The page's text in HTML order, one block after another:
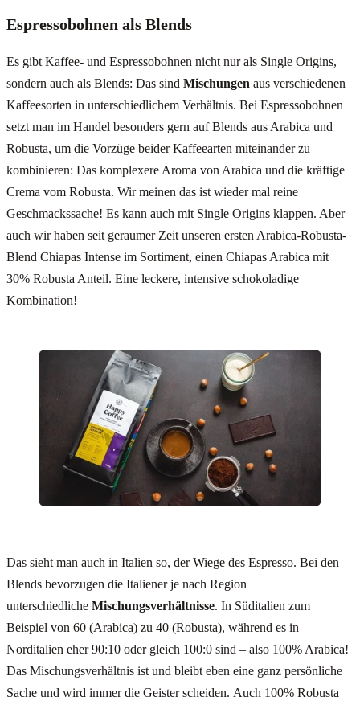
Espressobohnen als Blends
Es gibt Kaffee- und Espressobohnen nicht nur als Single Origins,
sondern auch als Blends: Das sind Mischungen aus verschiedenen
Kaffeesorten in unterschiedlichem Verhältnis. Bei Espressobohnen
setzt man im Handel besonders gern auf Blends aus Arabica und
Robusta, um die Vorzüge beider Kaffeearten miteinander zu
kombinieren: Das komplexere Aroma von Arabica und die kräftige
Crema vom Robusta. Wir meinen das ist wieder mal reine
Geschmackssache! Es kann auch mit Single Origins klappen. Aber
auch wir haben seit geraumer Zeit unseren ersten Arabica-Robusta-
Blend Chiapas Intense im Sortiment, einen Chiapas Arabica mit
30% Robusta Anteil. Eine leckere, intensive schokoladige
Kombination!
Das sieht man auch in Italien so, der Wiege des Espresso. Bei den
Blends bevorzugen die Italiener je nach Region
unterschiedliche Mischungsverhältnisse. In Süditalien zum
Beispiel von 60 (Arabica) zu 40 (Robusta), während es in
Norditalien eher 90:10 oder gleich 100:0 sind – also 100% Arabica!
Das Mischungsverhältnis ist und bleibt eben eine ganz persönliche
Sache und wird immer die Geister scheiden. Auch 100% Robusta